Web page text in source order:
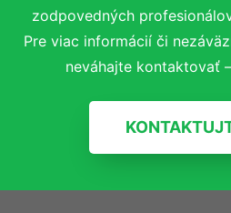
zodpovedných
Pre viac informácií či
neváhajte kontaktovať